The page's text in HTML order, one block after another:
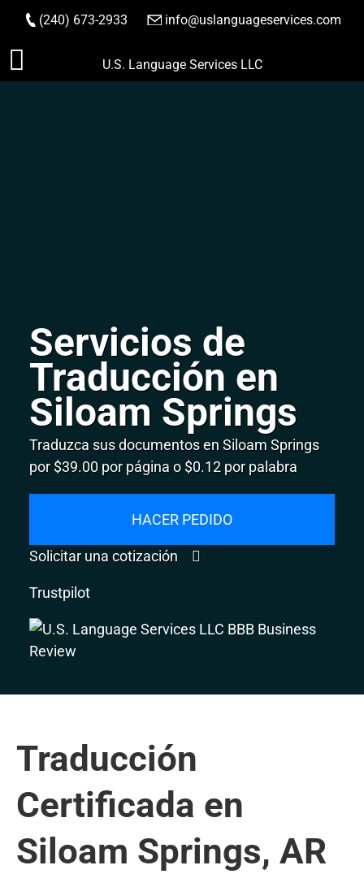
Saltar
(240) 673-2933 info@uslanguageservices.com
HACER PEDIDO
U.S. Language Services LLC
Servicios de
Traducción en
Siloam Springs
Traduzca sus documentos en Siloam Springs
por $39.00 por página o $0.12 por palabra
HACER PEDIDO
Solicitar una cotización
Trustpilot
Traducción
Certificada en
Siloam Springs, AR